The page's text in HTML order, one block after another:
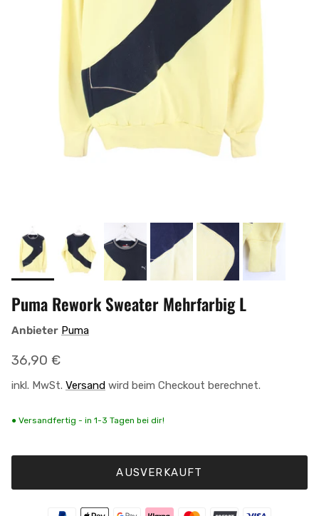
Puma Rework Sweater Mehrfarbig L
Anbieter Puma
Normaler Preis
36,90 €
inkl. MwSt. Versand wird beim Checkout berechnet.
● Versandfertig - in 1-3 Tagen bei dir!
AUSVERKAUFT